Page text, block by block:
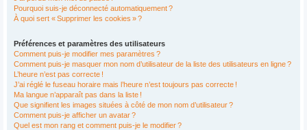
Pourquoi suis-je déconnecté automatiquement ?
À quoi sert « Supprimer les cookies » ?
Préférences et paramètres des utilisateurs
Comment puis-je modifier mes paramètres ?
Comment puis-je masquer mon nom d’utilisateur de la liste des utilisateurs en ligne ?
L’heure n’est pas correcte !
J’ai réglé le fuseau horaire mais l’heure n’est toujours pas correcte !
Ma langue n’apparaît pas dans la liste !
Que signifient les images situées à côté de mon nom d’utilisateur ?
Comment puis-je afficher un avatar ?
Quel est mon rang et comment puis-je le modifier ?